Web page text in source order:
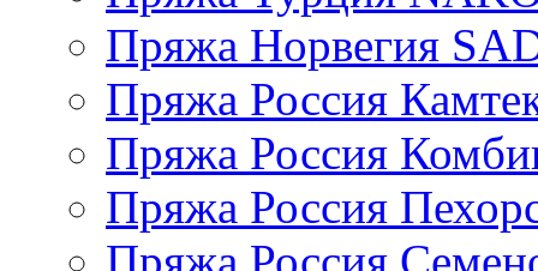
Пряжа Норвегия
Пряжа Россия
Пряжа Россия
Пряжа Россия
Пряжа Россия